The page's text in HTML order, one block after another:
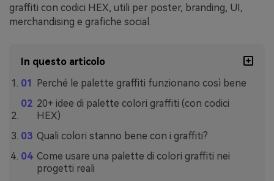
graffiti con codici HEX, utili per poster, branding, UI,
merchandising e grafiche social.
In questo articolo
Perché le palette graffiti funzionano così bene
20+ idee di palette colori graffiti (con codici
HEX)
Quali colori stanno bene con i graffiti?
Come usare una palette di colori graffiti nei
progetti reali